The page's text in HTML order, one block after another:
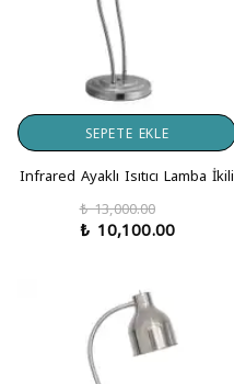
SEPETE EKLE
Infrared Ayaklı Isıtıcı Lamba İkili
₺ 13,000.00
₺ 10,100.00